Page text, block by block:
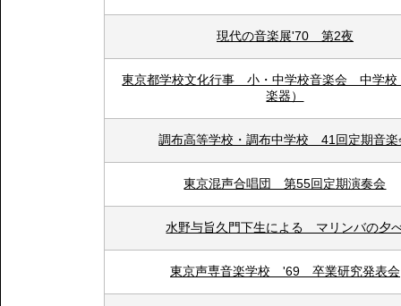
現代の音楽展'70 第2夜
東京都学校文化行事 小・中学校音楽会 中学校
楽器）
調布高等学校・調布中学校 41回定期音楽
東京混声合唱団 第55回定期演奏会
水野与旨久門下生による マリンバの夕
東京声専音楽学校 '69 卒業研究発表会